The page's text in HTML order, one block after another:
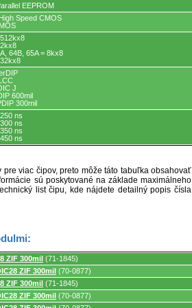
EEPROM
Speed CMOS
64B, 65A = 8kx8
J
600mil
300mil
ns
ns
ns
ns
viac čipov, preto môže táto tabuľka obsahovať
sú poskytované na základe maximálneho
list čipu, kde nájdete detailný popis čísla
ZIF 300mil (71-1845)
ZIF 300mil (70-0877)
ZIF 300mil (71-1845)
ZIF 300mil (70-0877)